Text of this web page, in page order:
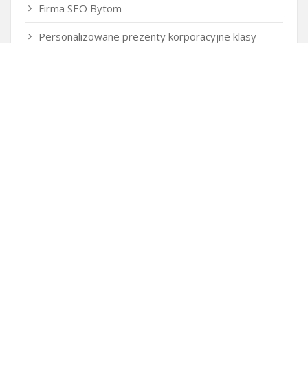
Firma SEO Bytom
Personalizowane prezenty korporacyjne klasy